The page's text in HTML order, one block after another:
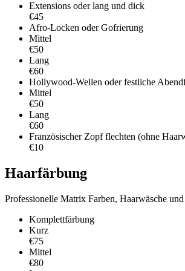
Extensions oder lang und dick
€45
Afro-Locken oder Gofrierung
Mittel
€50
Lang
€60
Hollywood-Wellen oder festliche
Mittel
€50
Lang
€60
Französischer Zopf flechten (ohne
€10
Haarfärbung
Professionelle Matrix Farben, Haarwäsche
Komplettfärbung
Kurz
€75
Mittel
€80